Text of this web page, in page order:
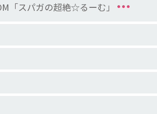
「スパガの超絶☆るーむ」